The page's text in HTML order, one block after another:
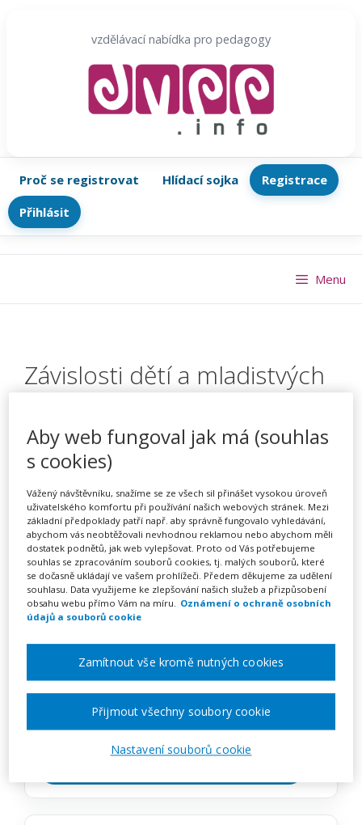
vzdělávací nabídka pro pedagogy
Proč se registrovat Hlídací sojka
Registrace
Přihlásit
Závislosti dětí a mladistvých
odbornosti z praxe
(webinář)
PořádáZřetel, s.r.o.
TERMÍN
23. 09. 2026
CENA
1950 Kč
Menu
Aby web fungoval jak má (souhlas
s cookies)
Vážený návštěvníku, snažíme se ze všech sil přinášet vysokou úroveň
uživatelského komfortu při používání našich webových stránek. Mezi
základní předpoklady patří např. aby správně fungovalo vyhledávání,
abychom vás neobtěžovali nevhodnou reklamou nebo abychom měli
dostatek podnětů, jak web vylepšovat. Proto od Vás potřebujeme
souhlas se zpracováním souborů cookies, tj. malých souborů, které
se dočasně ukládají ve vašem prohlížeči. Předem děkujeme za udělení
souhlasu. Data využijeme ke zlepšování našich služeb a přizpůsobení
obsahu webu přímo Vám na míru. Oznámení o ochraně osobních
údajů a souborů cookie
Nastavení souborů cookie
Zamítnout vše kromě nutných cookies
Přijmout všechny soubory cookie